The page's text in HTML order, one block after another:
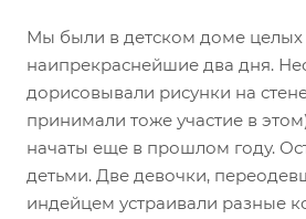
Мы были в детском доме целых
наипрекраснейшие два дня.
дорисовывали рисунки на
принимали тоже участие в
начаты еще в прошлом году.
детьми. Две девочки,
индейцем устраивали разные